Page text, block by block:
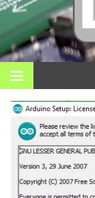
En nerdiy.de,
la impresión 3D,